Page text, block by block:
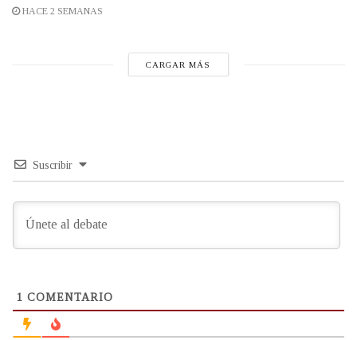
HACE 2 SEMANAS
CARGAR MÁS
Suscribir
1 COMENTARIO